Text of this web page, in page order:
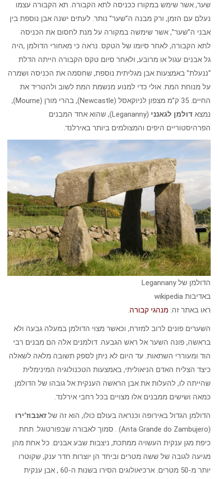
שער, אשר שימש במקורו ככניסה לתא הקבורה. תא הקבורה עצמו
נעלם עם הזמן, ורק מבנה ה”שער” נותר. לעתים ישנה אבן נוספת בין
אבני ה”שער”, אשר שימשה במקורה על מנת לחסום את הכניסה
לתא הקבורה, לאחר סיומו של הטקס. נראה כי מאחורי הדולמן ,היה
גל אבנים עגול או מרובע, ולאחר סיום טקס הקבורה הייתה הדלת
“ננעלת” באמצעות אבן מגליתית נוספת, שחסמה את הכניסה ושמרה
על מנוחת המת. אולי כדי למנוע מנשמת המת לשוב ולהטריד את
החיים. 35 ק”מ מצפון לניוקאסל (Newcastle), בהרי מורן (Mourne),
נמצא דולמן לגאנני
(Legananny), שהוא אחד המבנים
הפרהיסטוריים היפים והמצולמים ביותר באירלנד.
הדולמן של Legannany
באדיבות wikipedia
ראו באתר זה: מנהגי קבורה.
השערים פונים לרוב למזרח, וכאשר מצוי הדולמן במעלה גבעה ולא
בראשה, פונה השער אל ראש הגבעה. דולמנים אלה הם מבנים רבי
הוד ומעוררי השתאות. עד היום לא ניתן לספק תשובה מלאה לשאלה
כיצד הצליח האדם הניאוליתי, באמצעות הטכנולוגיה המינימלית
שהייתה לו, להעלות את אבן הראשה הענקית אל גובהו של הדולמן.
כמאה ושישים ממבנים אלו מצויים בכל רחבי אירלנד.
הדולמן הגדול באירופה וכנראה בעולם כולו, הוא זה שלזאנבוז’ירו
(Anta Grande do Zambujero) . סמוך לאבורה שבפורטוגל. תחת
כיפת מגן ענקית העשויה ממתכת, ניצבות שבע אבנים. כל אחת מהן
מגיעה לגובה של ששה מטרים וביחד הן יוצרות חדר ענק, שקוטרו
יותר מ-50 מטרים. ארכיאולוגים הסירו בשנות ה-60 , אבן ענקית